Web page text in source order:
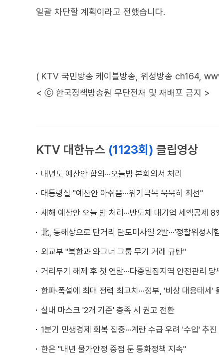
일괄 차단할 계획이라고 전했습니다.
( KTV 국민방송 케이블방송, 위성방송 ch164,
< ⓒ 한국정책방송원 무단전재 및 재배포 금지 >
KTV 대한뉴스 (1123회) 클립영상
내년도 예산안 합의···오늘밤 본회의서 처리
대통령실 "예산안 아쉬움···위기극복 묵묵히 최선"
새해 예산안 오늘 밤 처리···반도체 대기업 세액공제
北, 동해상으로 단거리 탄도미사일 2발···'정찰위성시
외교부 "북한과 와그너 그룹 무기 거래 규탄"
거리두기 해제 후 첫 연말···다중밀집지역 안전관리 당
한파·폭설에 최대 전력 최고치···정부, '비상 대응태세'
실내 마스크 '2개 기준' 충족 시 권고 전환
1분기 민생경제 회복 집중···계란 수급 우려 '수입' 추진
한은 "내년 물가안정 중점 둔 통화정책 지속"